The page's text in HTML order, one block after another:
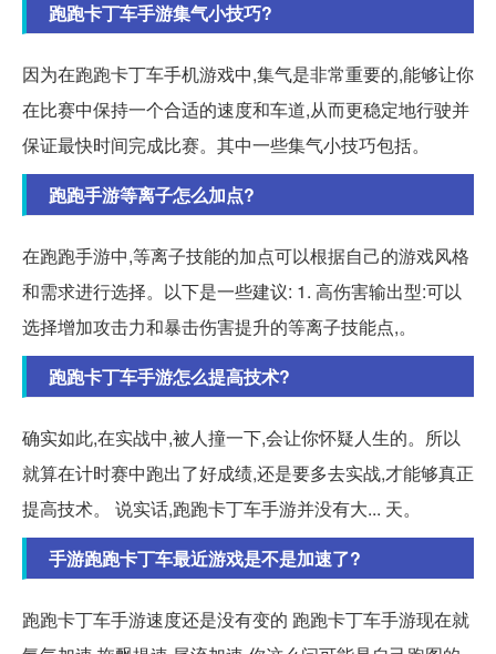
跑跑卡丁车手游集气小技巧?
因为在跑跑卡丁车手机游戏中,集气是非常重要的,能够让你
在比赛中保持一个合适的速度和车道,从而更稳定地行驶并
保证最快时间完成比赛。其中一些集气小技巧包括。
跑跑手游等离子怎么加点?
在跑跑手游中,等离子技能的加点可以根据自己的游戏风格
和需求进行选择。以下是一些建议: 1. 高伤害输出型:可以
选择增加攻击力和暴击伤害提升的等离子技能点,。
跑跑卡丁车手游怎么提高技术?
确实如此,在实战中,被人撞一下,会让你怀疑人生的。所以
就算在计时赛中跑出了好成绩,还是要多去实战,才能够真正
提高技术。 说实话,跑跑卡丁车手游并没有大... 天。
手游跑跑卡丁车最近游戏是不是加速了?
跑跑卡丁车手游速度还是没有变的 跑跑卡丁车手游现在就